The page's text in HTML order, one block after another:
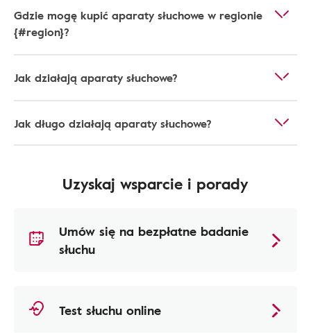
Gdzie mogę kupić aparaty słuchowe w regionie
{#region}?
Jak działają aparaty słuchowe?
Jak długo działają aparaty słuchowe?
Uzyskaj wsparcie i porady
Umów się na bezpłatne badanie
słuchu
Test słuchu online